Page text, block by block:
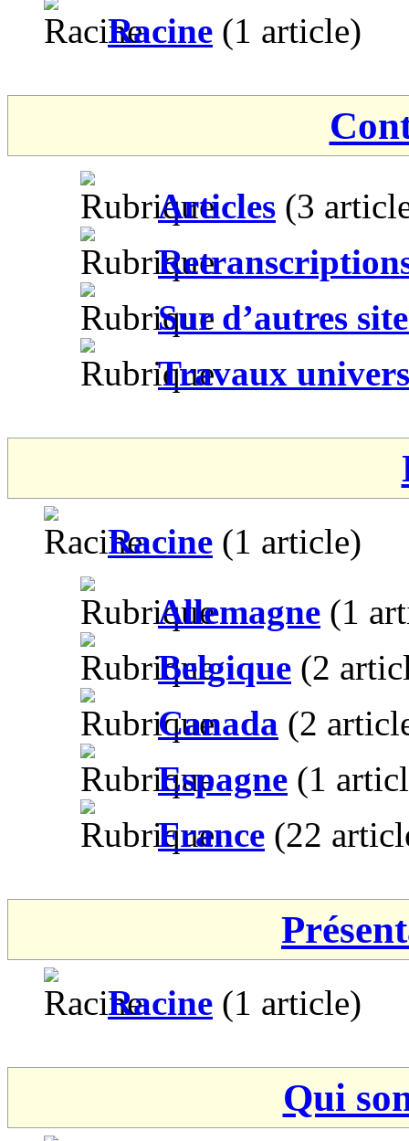
Racine (1 article)
Articles (3
Sur d’autres
Travaux
Racine (1 article)
Allemagne (1
Belgique (2
Canada (2
Espagne (1
France (22
Racine (1 article)
Qui